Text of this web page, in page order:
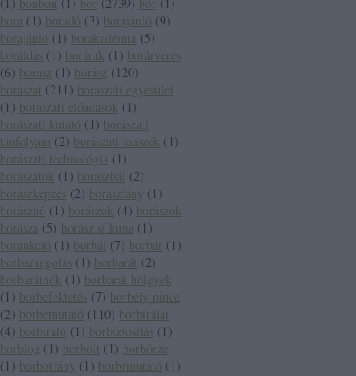
bora ( 1 ) boradó (3) borajánló (9)
borajánlo ( 1 ) borakadémia (5)
boráldás ( 1 ) borárak ( 1 ) borárverés
(6) borasz ( 1 ) borász ( 120)
borászat (211 ) borászati egyesület
( 1 ) borászati előadások ( 1 )
borászati kutató ( 1 ) borászati
tanfolyam (2) borászati tanszék ( 1 )
borászati technológia ( 1 )
borászatok ( 1 ) borászbál (2)
borászképzés (2) borászlány ( 1 )
borásznő ( 1 ) borászok (4) borászok
borásza (5) borász sí kupa ( 1 )
boraukció ( 1 ) borbál (7) borbár ( 1 )
borbarangolás ( 1 ) borbarát (2)
borbarátnők ( 1 ) borbarát hölgyek
( 1 ) borbefektetés (7) borbély pince
(2) borbemutató ( 110) borbírálat
(4) borbíráló ( 1 ) borbiztosítás ( 1 )
borblog ( 1 ) borbolt ( 1 ) borbörze
( 1 ) borbotrány ( 1 ) borbrmutató ( 1 )